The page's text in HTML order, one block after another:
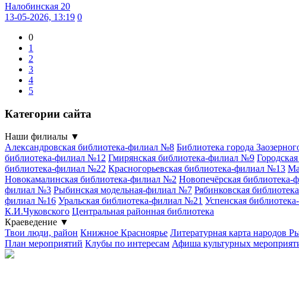
Налобинская 20
13-05-2026, 13:19 0
0
1
2
3
4
5
Категории сайта
Наши филиалы ▼
Александровская библиотека-филиал №8 Библиотека города
библиотека-филиал №12 Гмирянская библиотека-филиал №9
библиотека-филиал №22 Красногорьевская библиотека-филиал №13
Новокамалинская библиотека-филиал №2 Новопечёрская
филиал №3 Рыбинская модельная-филиал №7 Рябинковская
филиал №16 Уральская библиотека-филиал №21 Успенская
К.И.Чуковского Центральная районная библиотека
Краеведение ▼
Твои люди, район Книжное Красноярье Литературная карта народов
План мероприятий Клубы по интересам Афиша культурных